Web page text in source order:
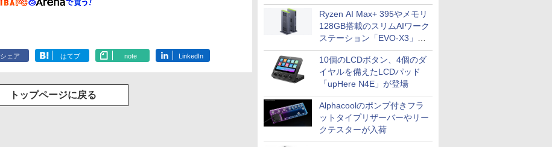
Ryzen AI Max+ 395やメモリ
128GB搭載のスリムAIワーク
ステーション「EVO-X3」が
GMKtecから
10個のLCDボタン、4個のダ
イヤルを備えたLCDパッド
「upHere N4E」が登場
Alphacoolのポンプ付きフラ
ットタイプリザーバーやリー
クテスターが入荷
シェア はてブ note LinkedIn
トップページに戻る